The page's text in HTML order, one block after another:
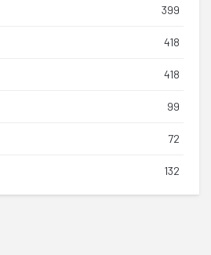
399
418
418
99
72
132